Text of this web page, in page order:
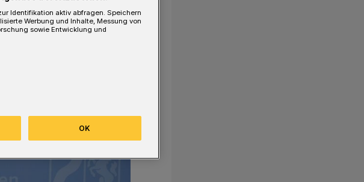
Identifikation aktiv abfragen. Speichern
Werbung und Inhalte, Messung von
sowie Entwicklung und
OK